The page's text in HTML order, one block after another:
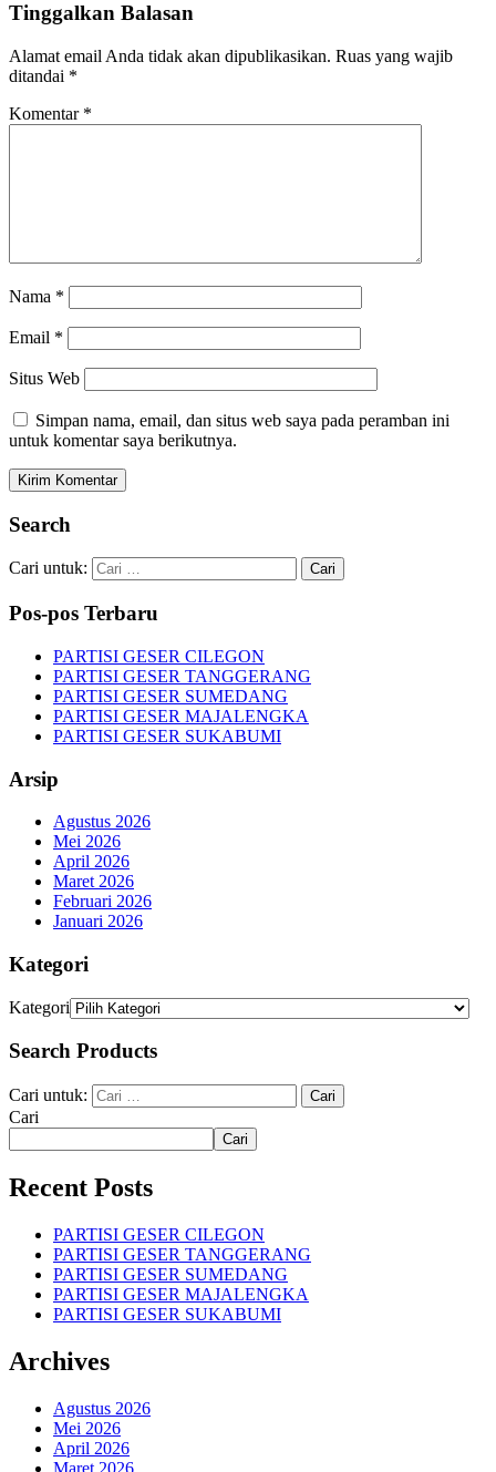
Tinggalkan Balasan
Alamat email Anda tidak akan dipublikasikan. Ruas yang wajib
ditandai *
Komentar *
Nama *
Email *
Situs Web
Simpan nama, email, dan situs web saya pada peramban ini
untuk komentar saya berikutnya.
Search
Cari untuk:
Pos-pos Terbaru
PARTISI GESER CILEGON
PARTISI GESER TANGGERANG
PARTISI GESER SUMEDANG
PARTISI GESER MAJALENGKA
PARTISI GESER SUKABUMI
Arsip
Agustus 2026
Mei 2026
April 2026
Maret 2026
Februari 2026
Januari 2026
Kategori
Kategori
Search Products
Cari untuk:
Cari
Cari
Recent Posts
PARTISI GESER CILEGON
PARTISI GESER TANGGERANG
PARTISI GESER SUMEDANG
PARTISI GESER MAJALENGKA
PARTISI GESER SUKABUMI
Archives
Agustus 2026
Mei 2026
April 2026
Maret 2026